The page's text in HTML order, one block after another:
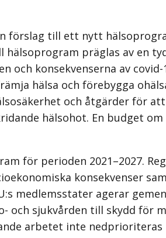
förslag till ett nytt
hälsoprogram präglas av en
konsekvenserna av
hälsa och förebygga
och åtgärder för
hälsohot. En budget
för perioden 2021–2027.
konsekvenser
medlemsstater agerar
sjukvården till skydd för
arbetet inte nedprioriteras